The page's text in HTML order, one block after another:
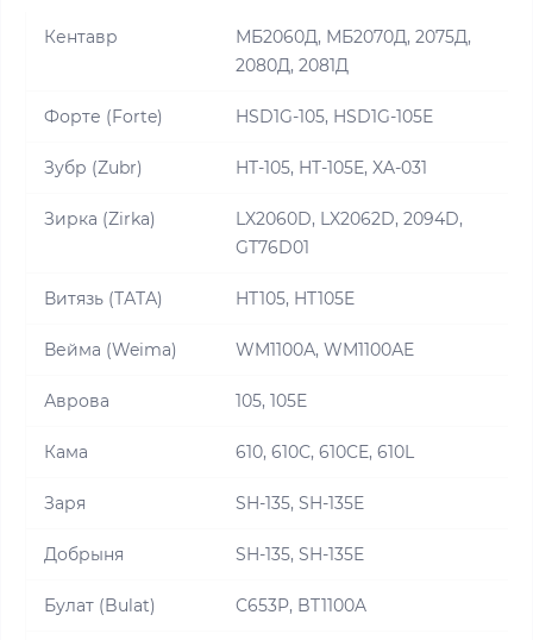
Кентавр
МБ2060Д, МБ2070Д, 2075Д,
2080Д, 2081Д
Форте (Forte) HSD1G-105, HSD1G-105E
Зубр (Zubr) HT-105, HT-105E, XA-031
Зирка (Zirka)
LX2060D, LX2062D, 2094D,
GT76D01
Витязь (ТАТА) HT105, HT105E
Вейма (Weima) WM1100А, WM1100АE
Аврова 105, 105E
Кама 610, 610С, 610CE, 610L
Заря SH-135, SH-135E
Добрыня SH-135, SH-135E
Булат (Bulat) C653P, BT1100A